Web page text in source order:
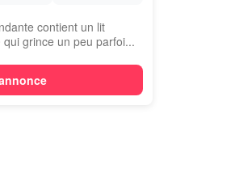
contient un lit
grince un peu parfoi...